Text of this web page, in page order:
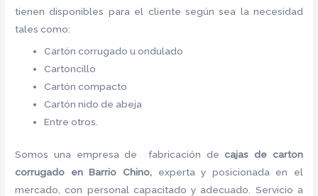
tienen disponibles para el cliente según sea la necesidad
tales como:
Cartón corrugado u ondulado
Cartoncillo
Cartón compacto
Cartón nido de abeja
Entre otros.
Somos una empresa de fabricación decajas de carton
corrugado en Barrio Chino, experta y posicionada en el
mercado, con personal capacitado y adecuado. Servicio a